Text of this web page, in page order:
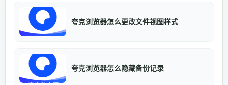
夸克浏览器怎么更改文件视图样式
夸克浏览器怎么隐藏备份记录